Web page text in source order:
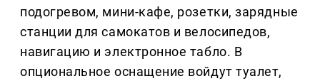
подогревом, мини-кафе, розетки, зарядные
станции для самокатов и велосипедов,
навигацию и электронное табло. В
опциональное оснащение войдут туалет,